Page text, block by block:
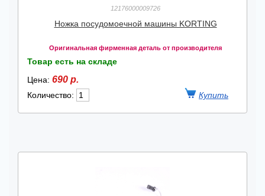
12176000009726
Ножка посудомоечной машины KORTING
Оригинальная фирменная деталь от производителя
Товар есть на складе
Цена: 690 р.
Количество: